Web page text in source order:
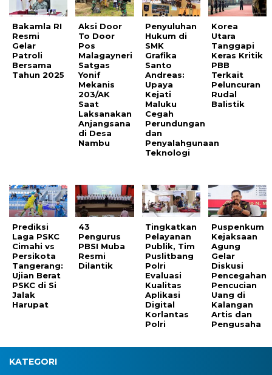
Bakamla RI
Resmi
Gelar
Patroli
Bersama
Tahun 2025
Aksi Door
To Door
Pos
Malagayneri
Satgas
Yonif
Mekanis
203/AK
Saat
Laksanakan
Anjangsana
di Desa
Nambu
Penyuluhan
Hukum di
SMK
Grafika
Santo
Andreas:
Upaya
Kejati
Maluku
Cegah
Perundungan
dan
Penyalahgunaan
Teknologi
Korea
Utara
Tanggapi
Keras Kritik
PBB
Terkait
Peluncuran
Rudal
Balistik
Prediksi
Laga PSKC
Cimahi vs
Persikota
Tangerang:
Ujian Berat
PSKC di Si
Jalak
Harupat
43
Pengurus
PBSI Muba
Resmi
Dilantik
Tingkatkan
Pelayanan
Publik, Tim
Puslitbang
Polri
Evaluasi
Kualitas
Aplikasi
Digital
Korlantas
Polri
Puspenkum
Kejaksaan
Agung
Gelar
Diskusi
Pencegahan
Pencucian
Uang di
Kalangan
Artis dan
Pengusaha
KATEGORI